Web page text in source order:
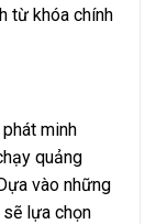
từ khóa chính
minh
quảng
vào những
lựa chọn